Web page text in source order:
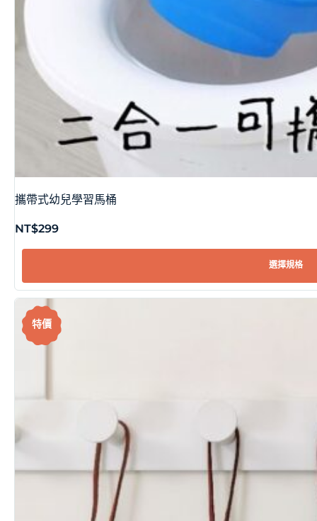
攜帶式幼兒學習馬桶
NT$299
選擇規格
特價